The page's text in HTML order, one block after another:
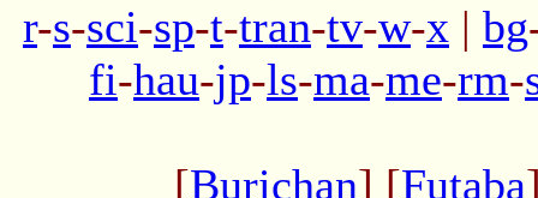
r-s-sci-sp-t-tran-tv-w-x | bg
fi-hau-jp-ls-ma-me-rm-
[Burichan] [Futaba